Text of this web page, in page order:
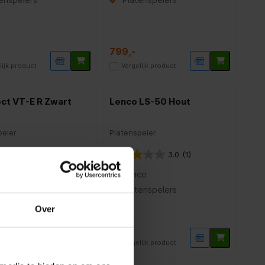
Over
product
799,-
Vergelijk product
VT-E R Zwart
Cartridge
Lenco LS-50 Hout
Platenspeler
3.0 (1)
Lenco
Platenspelers
116,-
Vergelijk product